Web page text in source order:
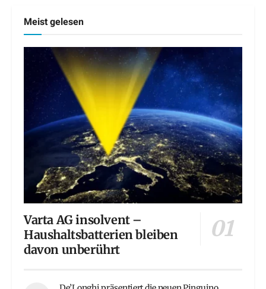
Meist gelesen
Varta AG insolvent –
Haushaltsbatterien bleiben
davon unberührt